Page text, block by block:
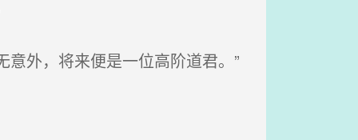
外，将来便是一位高阶道君。”